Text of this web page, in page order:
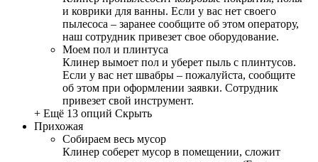
и коврики для ванны. Если у вас нет своего
пылесоса – заранее сообщите об этом оператору,
наш сотрудник привезет свое оборудование.
Моем пол и плинтуса
Клинер вымоет пол и уберет пыль с плинтусов.
Если у вас нет швабры – пожалуйста, сообщите
об этом при оформлении заявки. Сотрудник
привезет свой инструмент.
+ Ещё 13 опций Скрыть
Прихожая
Собираем весь мусор
Клинер соберет мусор в помещении, сложит